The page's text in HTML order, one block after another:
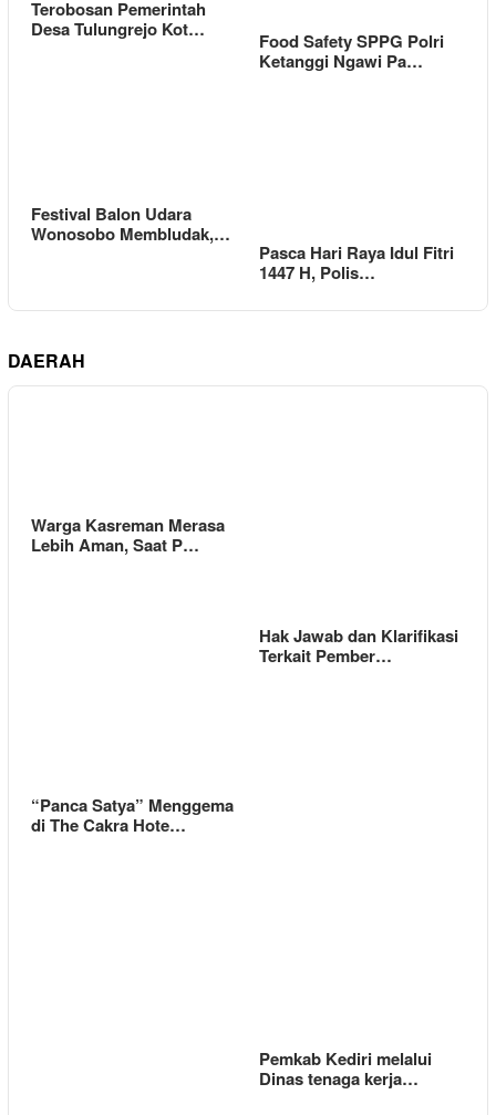
Terobosan Pemerintah
Desa Tulungrejo Kot…
Food Safety SPPG Polri
Ketanggi Ngawi Pa…
Festival Balon Udara
Wonosobo Membludak,…
Pasca Hari Raya Idul Fitri
1447 H, Polis…
DAERAH
Warga Kasreman Merasa
Lebih Aman, Saat P…
Hak Jawab dan Klarifikasi
Terkait Pember…
“Panca Satya” Menggema
di The Cakra Hote…
Pemkab Kediri melalui
Dinas tenaga kerja…